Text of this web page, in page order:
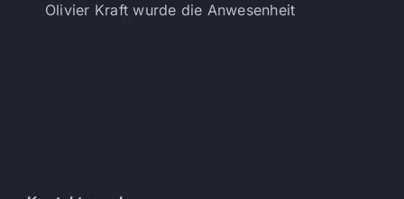
Olivier Kraft wurde die Anwesenheit